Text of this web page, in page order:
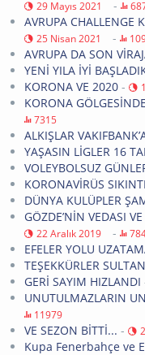
29 Mayıs 2021 -
AVRUPA CHALLENGE
25 Nisan 2021 -
AVRUPA DA SON
YENİ YILA İYİ
KORONA VE 2020 -
KORONA
7315
ALKIŞLAR
YAŞASIN LİGLER 16
VOLEYBOLSUZ
KORONAVİRÜS
DÜNYA KULÜPLER
GÖZDE’NİN VEDASI
22 Aralık 2019 -
EFELER YOLU
TEŞEKKÜRLER
GERİ SAYIM HIZLANDI
UNUTULMAZLARIN
11979
VE SEZON BİTTİ... -
Kupa Fenerbahçe ve